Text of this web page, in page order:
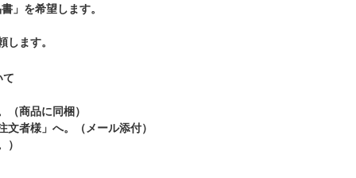
」を希望します。
ます。
て
商品に同梱）
者様」へ。（メール添付）